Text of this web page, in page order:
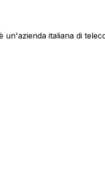
un'azienda italiana di